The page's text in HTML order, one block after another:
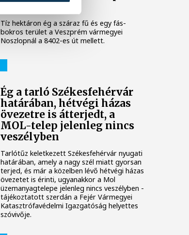
Tíz hektáron ég a száraz fű és egy fás-
bokros terület a Veszprém vármegyei
Noszlopnál a 8402-es út mellett.
Ég a tarló Székesfehérvár
határában, hétvégi házas
övezetre is átterjedt, a
MOL-telep jelenleg nincs
veszélyben
Tarlótűz keletkezett Székesfehérvár nyugati
határában, amely a nagy szél miatt gyorsan
terjed, és már a közelben lévő hétvégi házas
övezetet is érinti, ugyanakkor a Mol
üzemanyagtelepe jelenleg nincs veszélyben -
tájékoztatott szerdán a Fejér Vármegyei
Katasztrófavédelmi Igazgatóság helyettes
szóvivője.